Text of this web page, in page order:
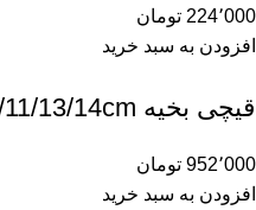
224٬000 تومان
افزودن به سبد خرید
قیچی بخیه J-22-403 surgicon 9/11/13/14cm
952٬000 تومان
افزودن به سبد خرید